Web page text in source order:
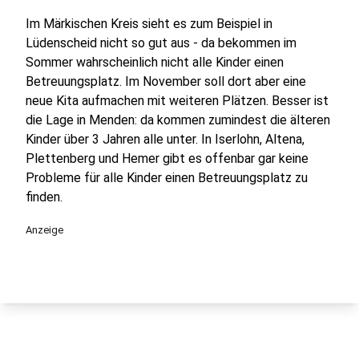
Im Märkischen Kreis sieht es zum Beispiel in
Lüdenscheid nicht so gut aus - da bekommen im
Sommer wahrscheinlich nicht alle Kinder einen
Betreuungsplatz. Im November soll dort aber eine
neue Kita aufmachen mit weiteren Plätzen. Besser ist
die Lage in Menden: da kommen zumindest die älteren
Kinder über 3 Jahren alle unter. In Iserlohn, Altena,
Plettenberg und Hemer gibt es offenbar gar keine
Probleme für alle Kinder einen Betreuungsplatz zu
finden.
Anzeige